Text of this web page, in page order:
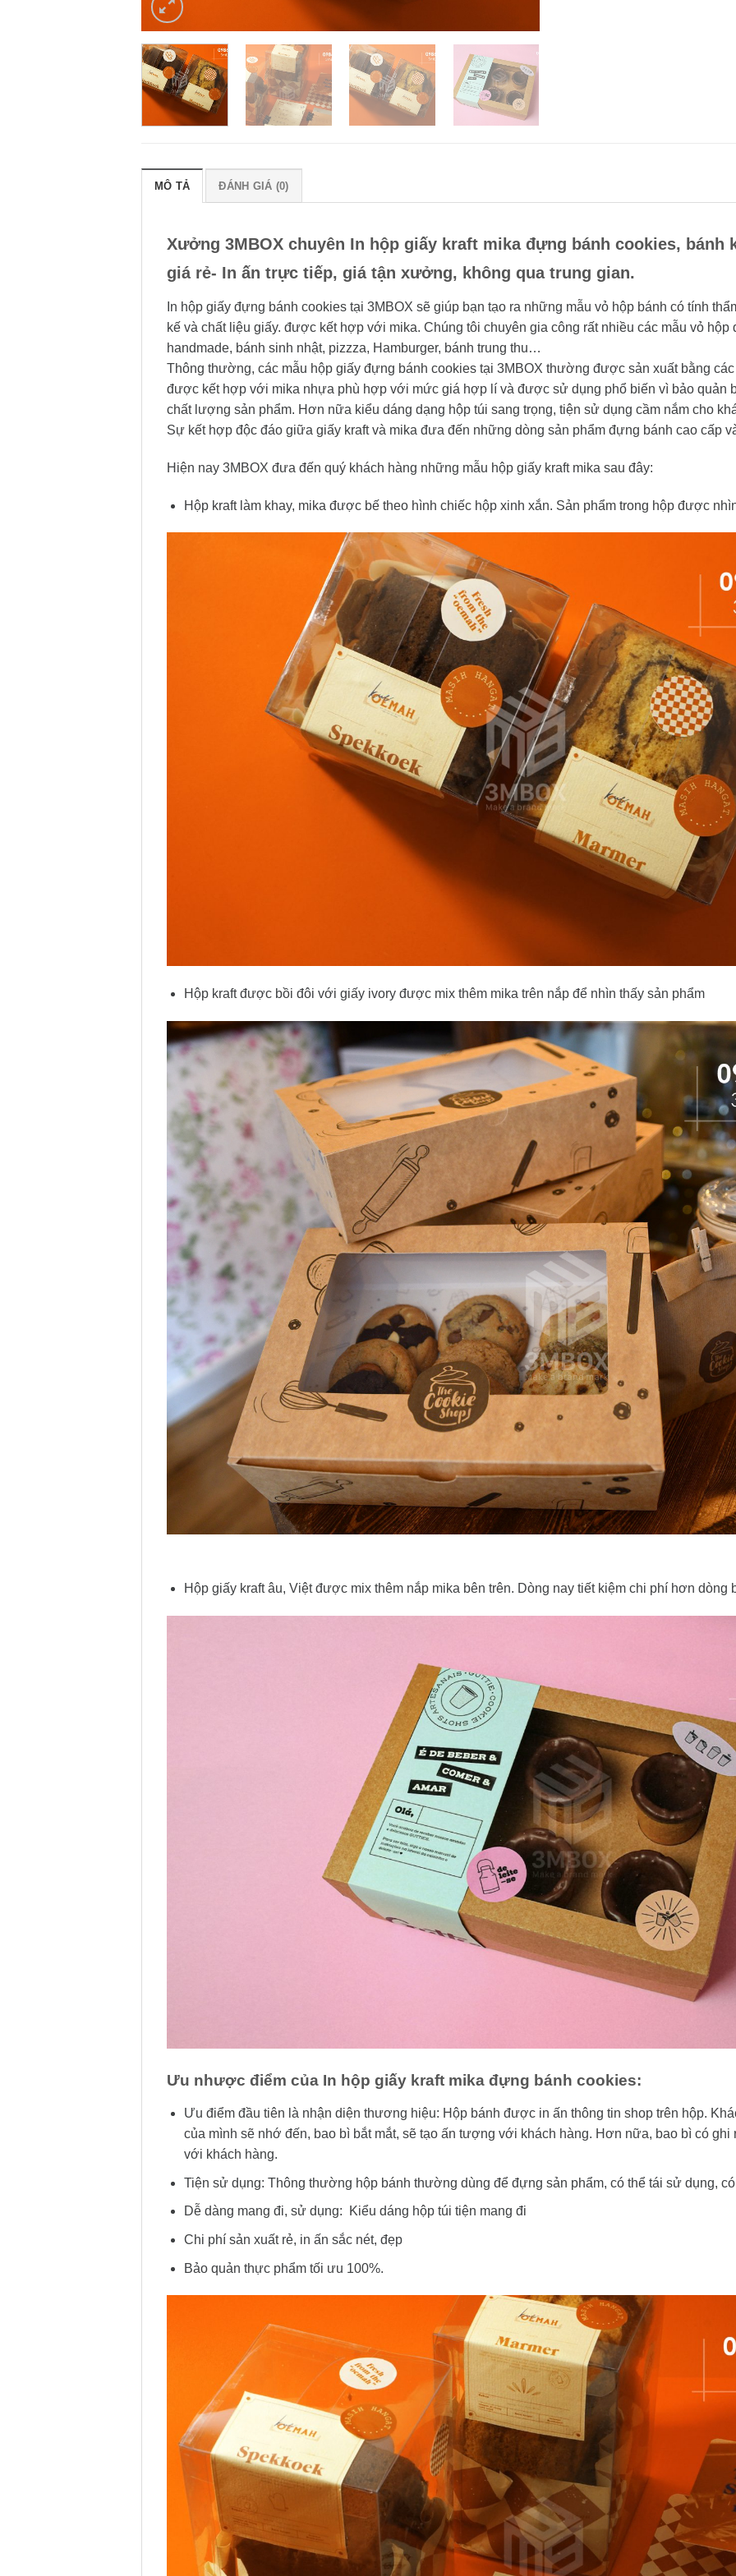
MÔ TẢ ĐÁNH GIÁ (0)
Xưởng 3MBOX chuyên In hộp giấy kraft mika đựng bánh cookies, bánh
giá rẻ- In ấn trực tiếp, giá tận xưởng, không qua trung gian.
In hộp giấy đựng bánh cookies tại 3MBOX sẽ giúp bạn tạo ra những mẫu vỏ hộp bánh có tính
kế và chất liệu giấy. được kết hợp với mika. Chúng tôi chuyên gia công rất nhiều các mẫu vỏ
handmade, bánh sinh nhật, pizzza, Hamburger, bánh trung thu…
Thông thường, các mẫu hộp giấy đựng bánh cookies tại 3MBOX thường được sản xuất bằng
được kết hợp với mika nhựa phù hợp với mức giá hợp lí và được sử dụng phổ biến vì bảo quản
chất lượng sản phẩm. Hơn nữa kiểu dáng dạng hộp túi sang trọng, tiện sử dụng cầm nắm cho
Sự kết hợp độc đáo giữa giấy kraft và mika đưa đến những dòng sản phẩm đựng bánh cao cấp
Hiện nay 3MBOX đưa đến quý khách hàng những mẫu hộp giấy kraft mika sau đây:
Hộp kraft làm khay, mika được bế theo hình chiếc hộp xinh xắn. Sản phẩm trong hộp được
Hộp kraft được bồi đôi với giấy ivory được mix thêm mika trên nắp để nhìn thấy sản phẩm
Hộp giấy kraft âu, Việt được mix thêm nắp mika bên trên. Dòng nay tiết kiệm chi phí hơn dòng
Ưu nhược điểm của In hộp giấy kraft mika đựng bánh cookies:
Ưu điểm đầu tiên là nhận diện thương hiệu: Hộp bánh được in ấn thông tin shop trên hộp.
của mình sẽ nhớ đến, bao bì bắt mắt, sẽ tạo ấn tượng với khách hàng. Hơn nữa, bao bì có
với khách hàng.
Tiện sử dụng: Thông thường hộp bánh thường dùng để đựng sản phẩm, có thể tái sử dụng,
Dễ dàng mang đi, sử dụng: Kiểu dáng hộp túi tiện mang đi
Chi phí sản xuất rẻ, in ấn sắc nét, đẹp
Bảo quản thực phẩm tối ưu 100%.